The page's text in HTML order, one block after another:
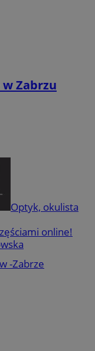
Zabrzu
Optyk, okulista
online!
-Zabrze